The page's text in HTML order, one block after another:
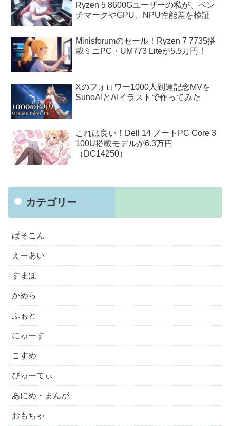
Ryzen 5 8600Gユーザーの私が、ベン
チマークやGPU、NPU性能差を検証
Minisforumのセール！Ryzen 7 7735搭
載ミニPC・UM773 Liteが5.5万円！
Xのフォロワー1000人到達記念MVを
SunoAIとAIイラストで作ってみた
これは良い！Dell 14 ノートPC Core 3
100U搭載モデルが6.3万円
（DC14250）
カテゴリー
ぱそこん
えーあい
すまほ
かめら
ふぉと
にゅーす
こすめ
びゅーてぃ
あにめ・まんが
おもちゃ